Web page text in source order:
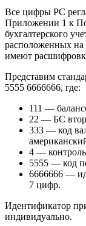
Все цифры РС
Приложении 1 к
бухгалтерского
расположенных на
имеют
Представим
5555 6666666, где:
111 —
22 — БС
333 — код
4 —
5555 — код
6666666 —
7 цифр.
Идентификатор
индивидуально.